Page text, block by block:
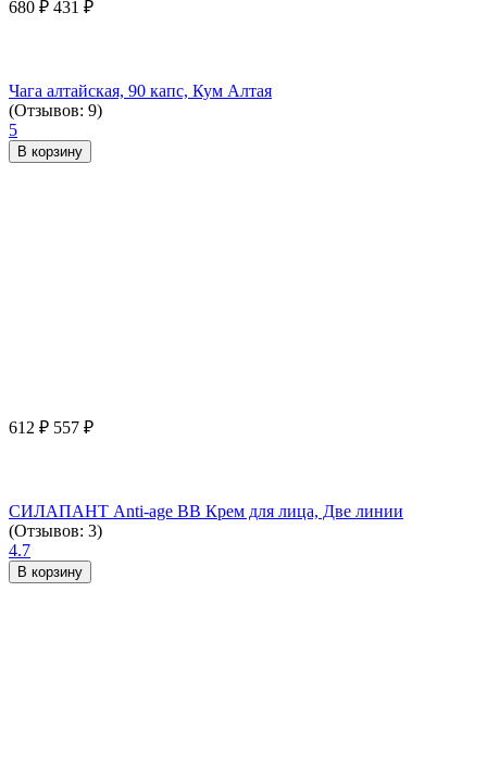
680 ₽ 431 ₽
Чага алтайская, 90 капс, Кум Алтая
(Отзывов: 9)
5
В корзину
612 ₽ 557 ₽
СИЛАПАНТ Anti-age ВВ Крем для лица, Две линии
(Отзывов: 3)
4.7
В корзину